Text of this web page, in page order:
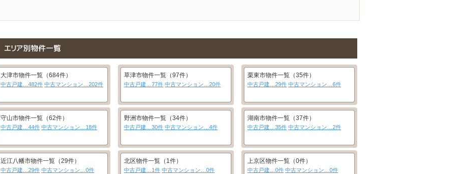
大津市物件一覧（684件）
中古戸建…482件 中古マンション…202件
草津市物件一覧（97件）
中古戸建…77件 中古マンション…20件
栗東市物件一覧（35件）
中古戸建…29件 中古マンション…6件
守山市物件一覧（62件）
中古戸建…44件 中古マンション…18件
野洲市物件一覧（34件）
中古戸建…30件 中古マンション…4件
湖南市物件一覧（37件）
中古戸建…35件 中古マンション…2件
近江八幡市物件一覧（29件）
中古戸建…29件 中古マンション…0件
北区物件一覧（1件）
中古戸建…1件 中古マンション…0件
上京区物件一覧（0件）
中古戸建…0件 中古マンション…0件